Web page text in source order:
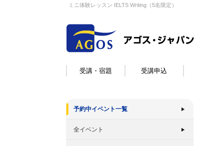
ミニ体験レッスン IELTS Writing（5名限定）
受講・宿題 受講申込
予約中イベント一覧
全イベント